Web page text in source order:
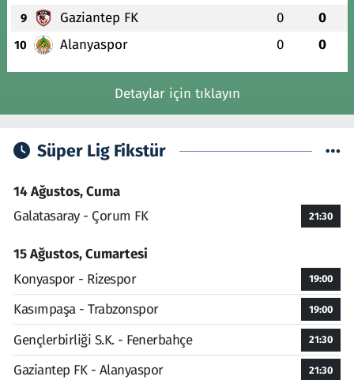
9 Gaziantep FK 0 0
10 Alanyaspor 0 0
Detaylar için tıklayın
Süper Lig Fikstür
14 Ağustos, Cuma
Galatasaray - Çorum FK
21:30
15 Ağustos, Cumartesi
Konyaspor - Rizespor
19:00
Kasımpaşa - Trabzonspor 19:00
Gençlerbirliği S.K. - Fenerbahçe 21:30
Gaziantep FK - Alanyaspor 21:30